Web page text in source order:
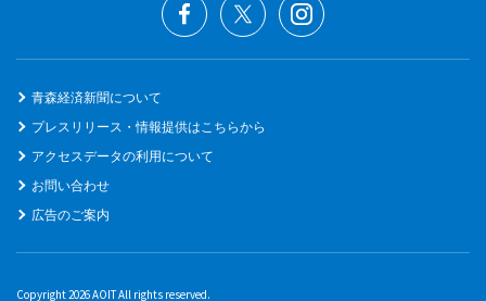
青森経済新聞について
プレスリリース・情報提供はこちらから
アクセスデータの利用について
お問い合わせ
広告のご案内
Copyright 2026 AOIT All rights reserved.